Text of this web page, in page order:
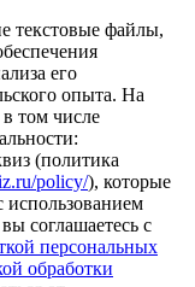
текстовые файлы,
его
опыта. На
том числе
(политика
policy/), которые
использованием
соглашаетесь с
персональных
обработки